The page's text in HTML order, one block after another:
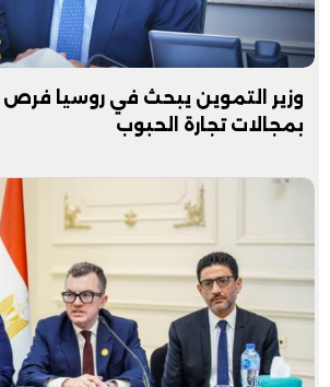
وزير التموين يبحث في روسيا فرص
بمجالات تجارة الحبوب